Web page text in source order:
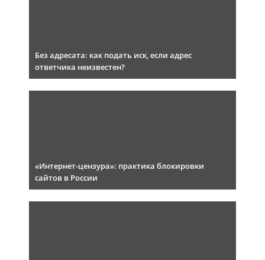
Без адресата: как подать иск, если адрес
ответчика неизвестен?
«Интернет-цензура»: практика блокировки
сайтов в России